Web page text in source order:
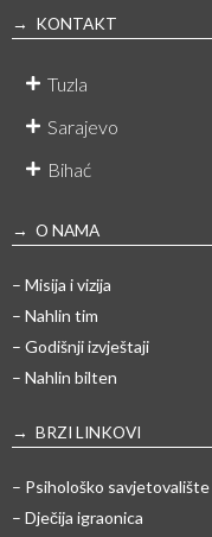
→ KONTAKT
Tuzla
Sarajevo
Bihać
→ O NAMA
– Misija i vizija
– Nahlin tim
– Godišnji izvještaji
– Nahlin bilten
→ BRZI LINKOVI
– Psihološko savjetovalište
– Dječija igraonica